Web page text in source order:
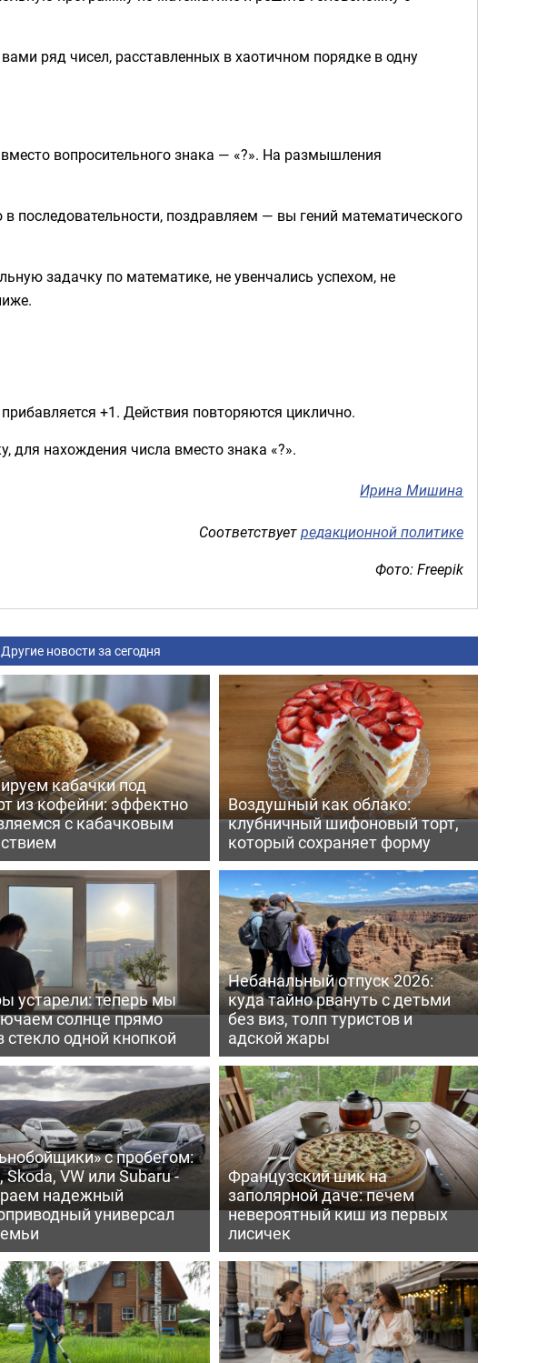
ряд чисел, расставленных в хаотичном порядке в одну
вопросительного знака — «?». На размышления
последовательности, поздравляем — вы гений математического
задачку по математике, не увенчались успехом, не
+1. Действия повторяются циклично.
для нахождения числа вместо знака «?».
Ирина Мишина
Соответствуетредакционной политике
Фото: Freepik
Другие новости за сегодня
кабачки под
из кофейни: эффектно
с кабачковым
Воздушный как облако:
клубничный шифоновый торт,
который сохраняет форму
устарели: теперь мы
солнце прямо
стекло одной кнопкой
Небанальный отпуск 2026:
куда тайно рвануть с детьми
без виз, толп туристов и
адской жары
с пробегом:
Skoda, VW или Subaru -
надежный
универсал
Французский шик на
заполярной даче: печем
невероятный киш из первых
лисичек